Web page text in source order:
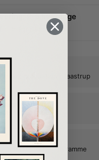
2-5 hverdage
Fri fragt over 399,-
lokal produktion i Taastrup
farver og form
når du tilkøber en ramme